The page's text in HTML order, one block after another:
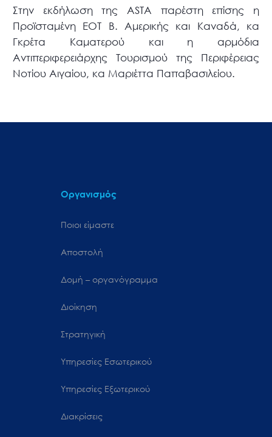
Στην εκδήλωση της ASTA παρέστη επίσης η
Προϊσταμένη ΕΟΤ Β. Αμερικής και Καναδά, κα
Γκρέτα Καματερού και η αρμόδια
Αντιπεριφερειάρχης Τουρισμού της Περιφέρειας
Νοτίου Αιγαίου, κα Μαριέττα Παπαβασιλείου.
Οργανισμός
Ποιοι είμαστε
Αποστολή
Δομή – οργανόγραμμα
Διοίκηση
Στρατηγική
Υπηρεσίες Εσωτερικού
Υπηρεσίες Εξωτερικού
Διακρίσεις